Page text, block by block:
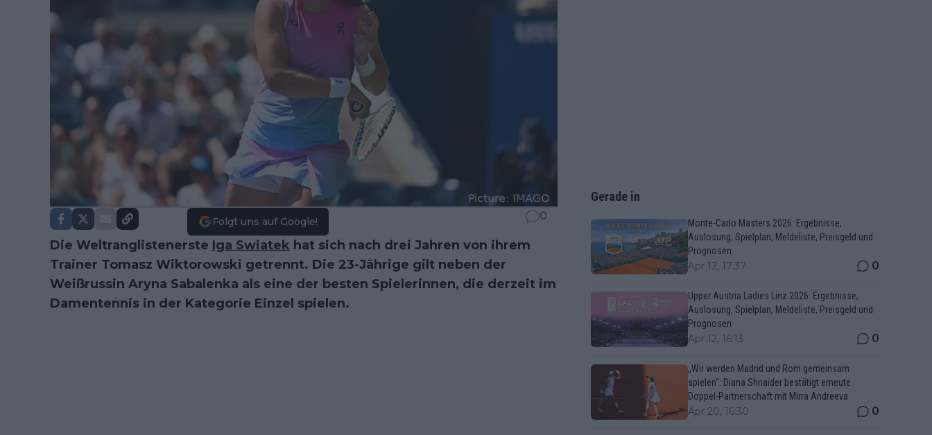
Folgt uns auf Google! 0
Die Weltranglistenerste Iga Swiatek hat sich nach drei Jahren von ihrem
Trainer Tomasz Wiktorowski getrennt. Die 23-Jährige gilt neben der
Weißrussin Aryna Sabalenka als eine der besten Spielerinnen, die derzeit im
Damentennis in der Kategorie Einzel spielen.
Gerade in
Monte-Carlo Masters 2026: Ergebnisse,
Auslosung, Spielplan, Meldeliste, Preisgeld und
Prognosen
Apr 12, 17:37 0
Upper Austria Ladies Linz 2026: Ergebnisse,
Auslosung, Spielplan, Meldeliste, Preisgeld und
Prognosen
Apr 12, 16:13 0
„Wir werden Madrid und Rom gemeinsam
spielen“: Diana Shnaider bestätigt erneute
Doppel-Partnerschaft mit Mirra Andreeva
Apr 20, 16:30 0